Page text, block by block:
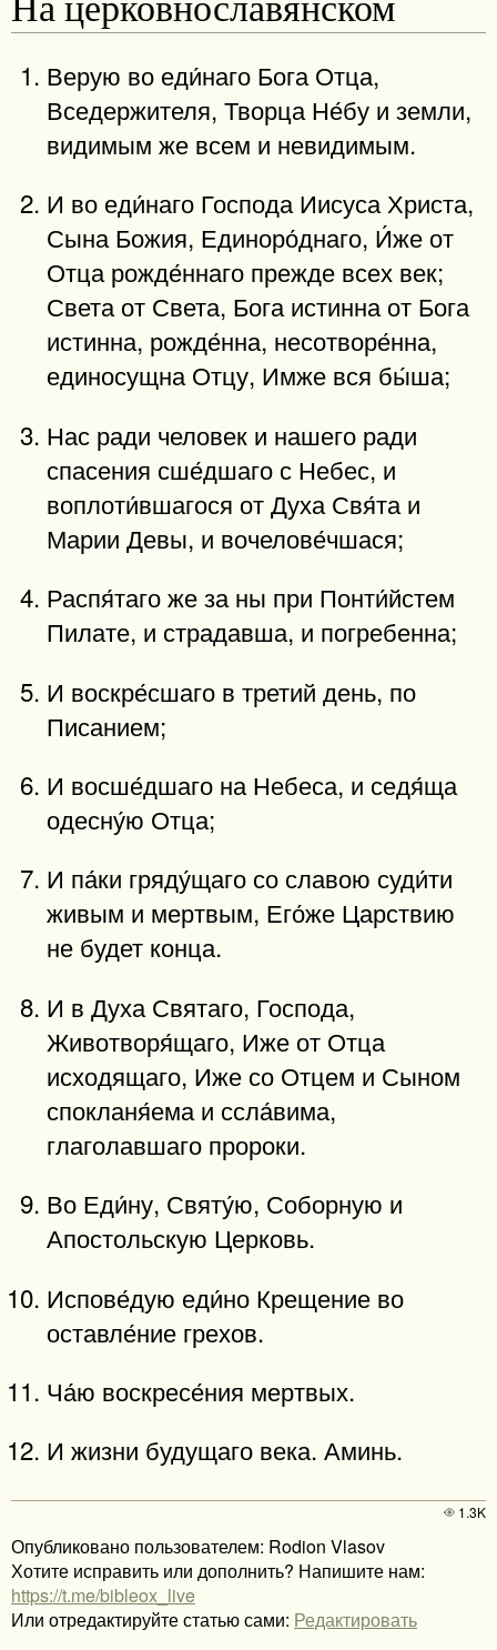
Верую во еди́наго Бога Отца,
Вседержителя, Творца Не́бу и земли,
видимым же всем и невидимым.
И во еди́наго Господа Иисуса Христа,
Сына Божия, Единоро́днаго, И́же от
Отца рожде́ннаго прежде всех век;
Света от Света, Бога истинна от Бога
истинна, рожде́нна, несотворе́нна,
единосущна Отцу, Имже вся бы́ша;
Нас ради человек и нашего ради
спасения сше́дшаго с Небес, и
воплоти́вшагося от Духа Свя́та и
Марии Девы, и вочелове́чшася;
Распя́таго же за ны при Понти́йстем
Пилате, и страдавша, и погребенна;
И воскре́сшаго в третий день, по
Писанием;
И восше́дшаго на Небеса, и седя́ща
одесну́ю Отца;
И па́ки гряду́щаго со славою суди́ти
живым и мертвым, Его́же Царствию
не будет конца.
И в Духа Святаго, Господа,
Животворя́щаго, Иже от Отца
исходящаго, Иже со Отцем и Сыном
спокланя́ема и ссла́вима,
глаголавшаго пророки.
Во Еди́ну, Святу́ю, Соборную и
Апостольскую Церковь.
Испове́дую еди́но Крещение во
оставле́ние грехов.
Ча́ю воскресе́ния мертвых.
И жизни будущаго века. Аминь.
1.3K
Опубликовано пользователем: Rodion Vlasov
Хотите исправить или дополнить? Напишите нам:
https://t.me/bibleox_live
Или отредактируйте статью сами: Редактировать